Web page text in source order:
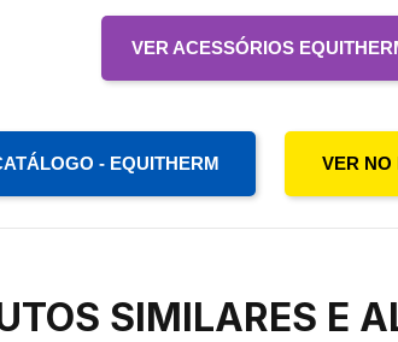
VER ACESSÓRIOS
- EQUITHERM VER NO
SIMILARES E